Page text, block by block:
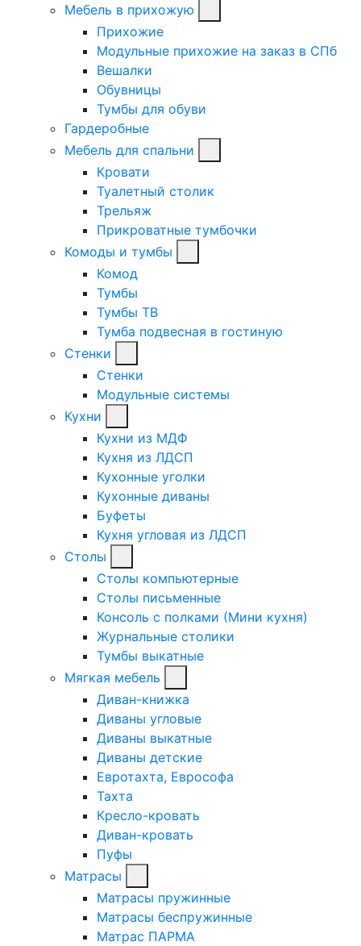
Мебель в прихожую
Прихожие
Модульные прихожие на заказ в СПб
Вешалки
Обувницы
Тумбы для обуви
Гардеробные
Мебель для спальни
Кровати
Туалетный столик
Трельяж
Прикроватные тумбочки
Комоды и тумбы
Комод
Тумбы
Тумбы ТВ
Тумба подвесная в гостиную
Стенки
Стенки
Модульные системы
Кухни
Кухни из МДФ
Кухня из ЛДСП
Кухонные уголки
Кухонные диваны
Буфеты
Кухня угловая из ЛДСП
Столы
Столы компьютерные
Столы письменные
Консоль с полками (Мини кухня)
Журнальные столики
Тумбы выкатные
Мягкая мебель
Диван-книжка
Диваны угловые
Диваны выкатные
Диваны детские
Евротахта, Еврософа
Тахта
Кресло-кровать
Диван-кровать
Пуфы
Матрасы
Матрасы пружинные
Матрасы беспружинные
Матрас ПАРМА